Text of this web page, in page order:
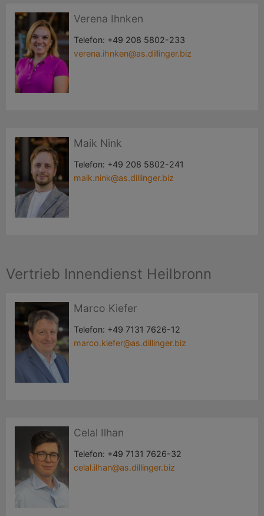
Verena Ihnken
Telefon: +49 208 5802-233
verena.ihnken@as.dillinger.biz
Maik Nink
Telefon: +49 208 5802-241
maik.nink@as.dillinger.biz
Vertrieb Innendienst Heilbronn
Marco Kiefer
Telefon: +49 7131 7626-12
marco.kiefer@as.dillinger.biz
Celal Ilhan
Telefon: +49 7131 7626-32
celal.ilhan@as.dillinger.biz